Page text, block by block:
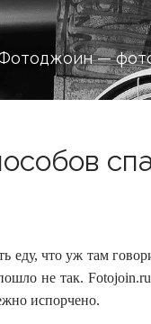
—
еду, что уж там
не так.
испорчено.